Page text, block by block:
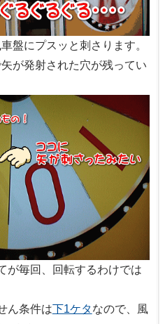
盤にプスッと刺さります。
が発射された穴が残ってい
が毎回、回転するわけでは
ん条件は 下1ケタなので、風